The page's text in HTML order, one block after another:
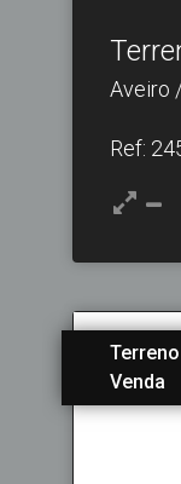
Aveiro
Ref:
Terreno
Venda